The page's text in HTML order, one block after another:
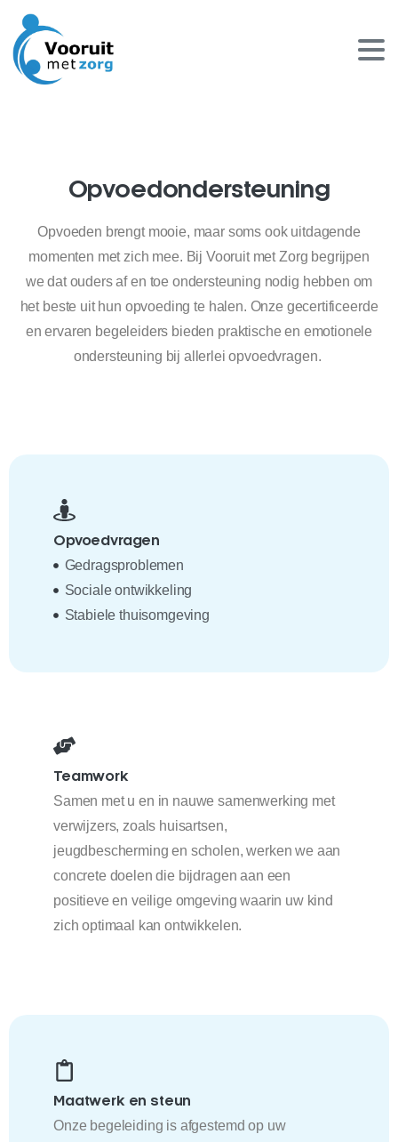
Opvoedondersteuning
Opvoeden brengt mooie, maar soms ook uitdagende
momenten met zich mee. Bij Vooruit met Zorg begrijpen
we dat ouders af en toe ondersteuning nodig hebben om
het beste uit hun opvoeding te halen. Onze gecertificeerde
en ervaren begeleiders bieden praktische en emotionele
ondersteuning bij allerlei opvoedvragen.
Opvoedvragen
Gedragsproblemen
Sociale ontwikkeling
Stabiele thuisomgeving
Teamwork
Samen met u en in nauwe samenwerking met
verwijzers, zoals huisartsen,
jeugdbescherming en scholen, werken we aan
concrete doelen die bijdragen aan een
positieve en veilige omgeving waarin uw kind
zich optimaal kan ontwikkelen.
Maatwerk en steun
Onze begeleiding is afgestemd op uw